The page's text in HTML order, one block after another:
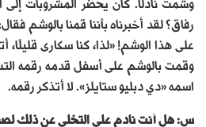
وشمت نادلًا. كان يحضر المشروبات إلى
رفاق؟ لقد أخبرناه بأننا قمنا بالوشم
على هذا الوشم! «لذا، كنا سكارى قليلًا،
وقمت بالوشم على أسفل قدمه رقمه
اسمه «دي دبليو ستايلز». لا أتذكر رقمه.
س: هل أنت نادم على التخلي عن ذلك